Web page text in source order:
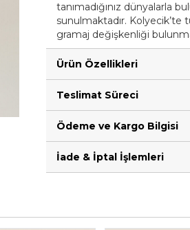
tanımadığınız dünyalarla
sunulmaktadır. Kolyecik’te
gramaj değişkenliği
Ürün Özellikleri
Teslimat Süreci
Ödeme ve Kargo Bilgisi
İade & İptal İşlemleri